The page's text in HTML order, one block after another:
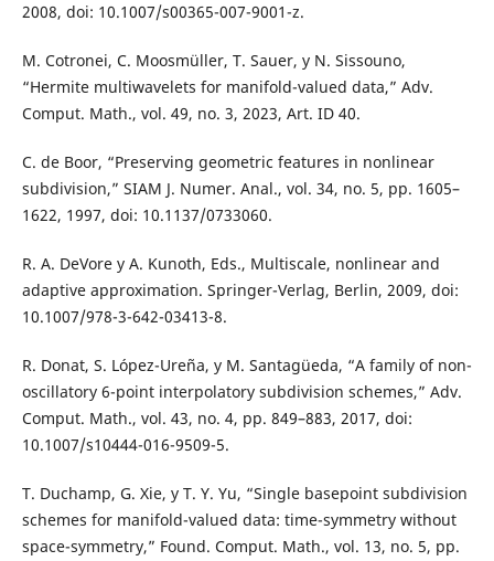
2008, doi: 10.1007/s00365-007-9001-z.
M. Cotronei, C. Moosmüller, T. Sauer, y N. Sissouno,
“Hermite multiwavelets for manifold-valued data,” Adv.
Comput. Math., vol. 49, no. 3, 2023, Art. ID 40.
C. de Boor, “Preserving geometric features in nonlinear
subdivision,” SIAM J. Numer. Anal., vol. 34, no. 5, pp. 1605–
1622, 1997, doi: 10.1137/0733060.
R. A. DeVore y A. Kunoth, Eds., Multiscale, nonlinear and
adaptive approximation. Springer-Verlag, Berlin, 2009, doi:
10.1007/978-3-642-03413-8.
R. Donat, S. López-Ureña, y M. Santagüeda, “A family of non-
oscillatory 6-point interpolatory subdivision schemes,” Adv.
Comput. Math., vol. 43, no. 4, pp. 849–883, 2017, doi:
10.1007/s10444-016-9509-5.
T. Duchamp, G. Xie, y T. Y. Yu, “Single basepoint subdivision
schemes for manifold-valued data: time-symmetry without
space-symmetry,” Found. Comput. Math., vol. 13, no. 5, pp.